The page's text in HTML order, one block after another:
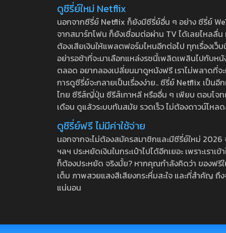
ดูซีรี่ย์ใหม่ Netflix
นอกจากซีรี่ย์ Netflix ก็ยังมีซีรี่ย์อื่น ๆ อย่าง ซีรี่ย์
จากสมาร์ทโฟน ก็ยังเชื่อมต่อผ่าน TV ได้เลยไหลลื่
ต้องเสียเงินให้แพลตฟอร์มไหนอีกต่อไป ทุกเรื่องเว็
อย่ารอช้าที่จะมาเลือกแหล่งรชนี้เพลิดเพลินไปกับห
ตลอด อยากลองเปลี่ยนมาดูหนังฟรี เราไม่พลาดที่
การดูซีรี่ย์จะกลายเป็นเรื่องง่าย.. ซีรี่ย์ Netflix เป็น
ไทย ซีรีส์ญี่ปุ่น ซีรีส์เกาหลี หรืออื่น ๆ เพียบ ตอบโจท
เดือน ดูแล้วระบบทันสมัย รวดเร็ว ไม่ต้องดาวน์โห
ดูซีรี่ย์ฟรี ไม่มีค่าใช้จ่าย
นอกจากจะไม่ต้องสมัครสมาชิกและมีซีรี่ย์ใหม่
ฯลฯ ประหยัดเงินในกระเป๋าไปได้อีกเยอะ เพราะเร
ก็ต้องประหยัด จริงมั้ย? หากคุณกำลังคิดว่า ของฟ
เต็ม ภาพสวยแสงสีเสียงกระหึ่มสะใจ และที่สำคัญ
แน่นอน